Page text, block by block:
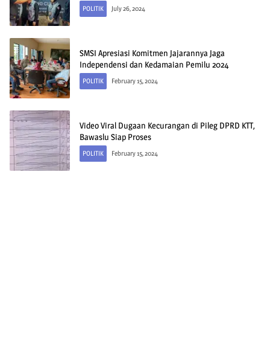
POLITIK July 26, 2024
SMSI Apresiasi Komitmen Jajarannya Jaga
Independensi dan Kedamaian Pemilu 2024
POLITIK February 15, 2024
Video Viral Dugaan Kecurangan di Pileg DPRD KTT,
Bawaslu Siap Proses
POLITIK February 15, 2024